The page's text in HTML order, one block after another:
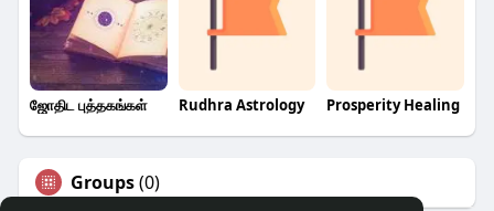
ஜோதிட புத்தகங்கள் Rudhra Astrology Prosperity Healing
Groups(0)